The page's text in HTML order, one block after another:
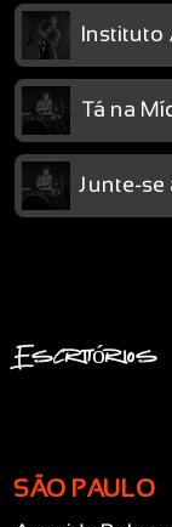
Instituto
Tá na
Junte-se
Escritórios
SÃO PAULO